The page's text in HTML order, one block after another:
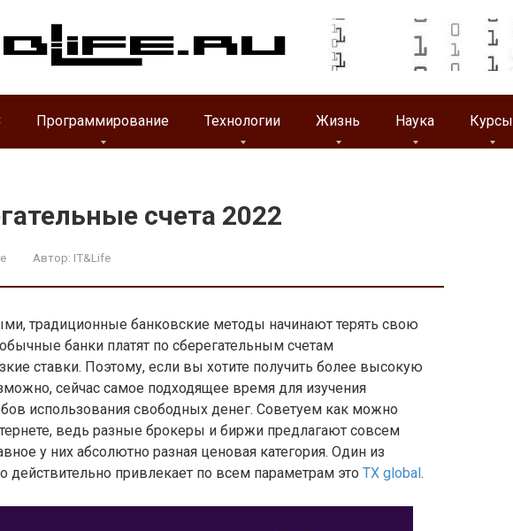
Программирование Технологии Жизнь Наука Курсы
счета 2022
Автор: IT&Life
традиционные банковские методы начинают терять свою
банки платят по сберегательным счетам
ставки. Поэтому, если вы хотите получить более высокую
сейчас самое подходящее время для изучения
использования свободных денег. Советуем как можно
ведь разные брокеры и биржи предлагают совсем
у них абсолютно разная ценовая категория. Один из
действительно привлекает по всем параметрам это TX global.